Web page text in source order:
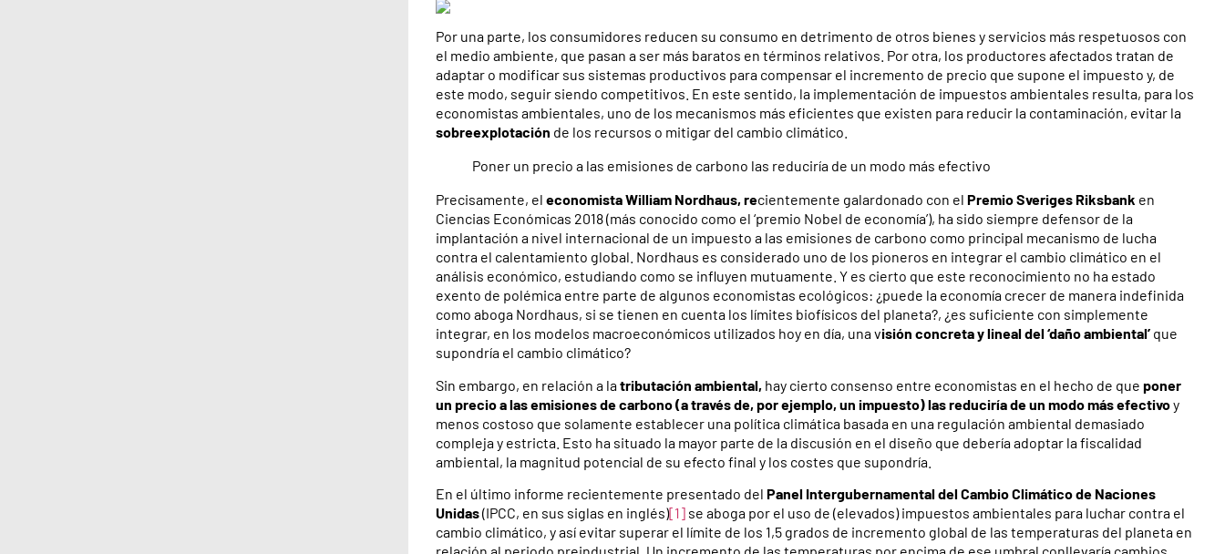
Por una parte, los consumidores reducen su consumo en detrimento de otros bienes y servicios más respetuosos con
el medio ambiente, que pasan a ser más baratos en términos relativos. Por otra, los productores afectados tratan de
adaptar o modificar sus sistemas productivos para compensar el incremento de precio que supone el impuesto y, de
este modo, seguir siendo competitivos. En este sentido, la implementación de impuestos ambientales resulta, para los
economistas ambientales, uno de los mecanismos más eficientes que existen para reducir la contaminación, evitar la
sobreexplotación de los recursos o mitigar del cambio climático.
Poner un precio a las emisiones de carbono las reduciría de un modo más efectivo
Precisamente, el economista William Nordhaus, recientemente galardonado con el Premio Sveriges Riksbank en
Ciencias Económicas 2018 (más conocido como el ‘premio Nobel de economía’), ha sido siempre defensor de la
implantación a nivel internacional de un impuesto a las emisiones de carbono como principal mecanismo de lucha
contra el calentamiento global. Nordhaus es considerado uno de los pioneros en integrar el cambio climático en el
análisis económico, estudiando como se influyen mutuamente. Y es cierto que este reconocimiento no ha estado
exento de polémica entre parte de algunos economistas ecológicos: ¿puede la economía crecer de manera indefinida
como aboga Nordhaus, si se tienen en cuenta los límites biofísicos del planeta?, ¿es suficiente con simplemente
integrar, en los modelos macroeconómicos utilizados hoy en día, una visión concreta y lineal del ‘daño ambiental’que
supondría el cambio climático?
Sin embargo, en relación a latributación ambiental, hay cierto consenso entre economistas en el hecho de que poner
un precio a las emisiones de carbono (a través de, por ejemplo, un impuesto) las reduciría de un modo más efectivoy
menos costoso que solamente establecer una política climática basada en una regulación ambiental demasiado
compleja y estricta. Esto ha situado la mayor parte de la discusión en el diseño que debería adoptar la fiscalidad
ambiental, la magnitud potencial de su efecto final y los costes que supondría.
En el último informe recientemente presentado del Panel Intergubernamental del Cambio Climático de Naciones
Unidas(IPCC, en sus siglas en inglés)[1]se aboga por el uso de (elevados) impuestos ambientales para luchar contra el
cambio climático, y así evitar superar el límite de los 1,5 grados de incremento global de las temperaturas del planeta en